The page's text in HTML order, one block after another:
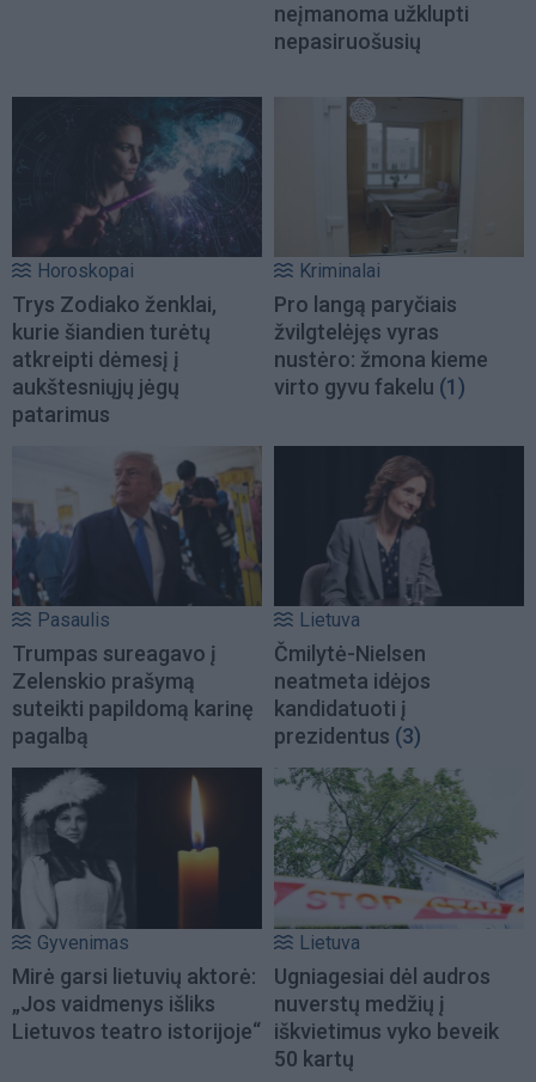
neįmanoma užklupti
nepasiruošusių
Horoskopai
Trys Zodiako ženklai,
kurie šiandien turėtų
atkreipti dėmesį į
aukštesniųjų jėgų
patarimus
Kriminalai
Pro langą paryčiais
žvilgtelėjęs vyras
nustėro: žmona kieme
virto gyvu fakelu (1)
Pasaulis
Trumpas sureagavo į
Zelenskio prašymą
suteikti papildomą karinę
pagalbą
Lietuva
Čmilytė-Nielsen
neatmeta idėjos
kandidatuoti į
prezidentus (3)
Gyvenimas
Mirė garsi lietuvių aktorė:
„Jos vaidmenys išliks
Lietuvos teatro istorijoje“
Lietuva
Ugniagesiai dėl audros
nuverstų medžių į
iškvietimus vyko beveik
50 kartų